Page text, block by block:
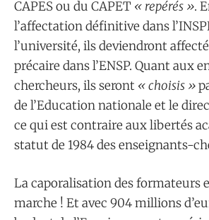
CAPES ou du CAPET « repérés ».
l’affectation définitive dans
l’université, ils deviendront
précaire dans l’ENSP. Quant aux
chercheurs, ils seront « choisis »
de l’Education nationale et le
ce qui est contraire aux libertés
statut de 1984 des enseignants-
La caporalisation des formateurs
marche ! Et avec 904 millions